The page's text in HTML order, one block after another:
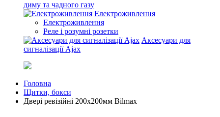
диму та чадного газу
Електроживлення
Електроживлення
Реле і розумні розетки
Аксесуари для
сигналізації Ajax
Головна
Щитки, бокси
Двері ревізійні 200x200мм Bilmax